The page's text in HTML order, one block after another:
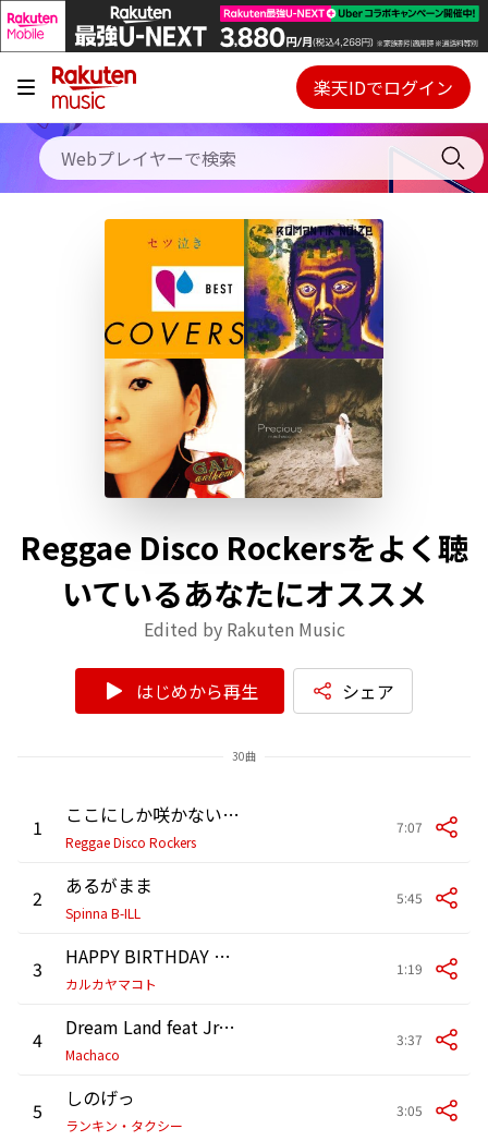
キャンペーン
料金プラン
使い方
初回30日間無料お試し
Webプレイヤー
ご契約内容の確認・変更
楽天IDでログイン
Reggae Disco Rockersをよく聴
いているあなたにオススメ
Edited by Rakuten Music
はじめから再生 シェア
30曲
1 ここにしか咲かない花(カバー)
Reggae Disco Rockers
7:07
2 あるがまま
Spinna B-ILL
5:45
3 HAPPY BIRTHDAY TO YOU
カルカヤマコト
1:19
4 Dream Land feat Jr,Kelly
Machaco
3:37
5 しのげっ
ランキン・タクシー
3:05